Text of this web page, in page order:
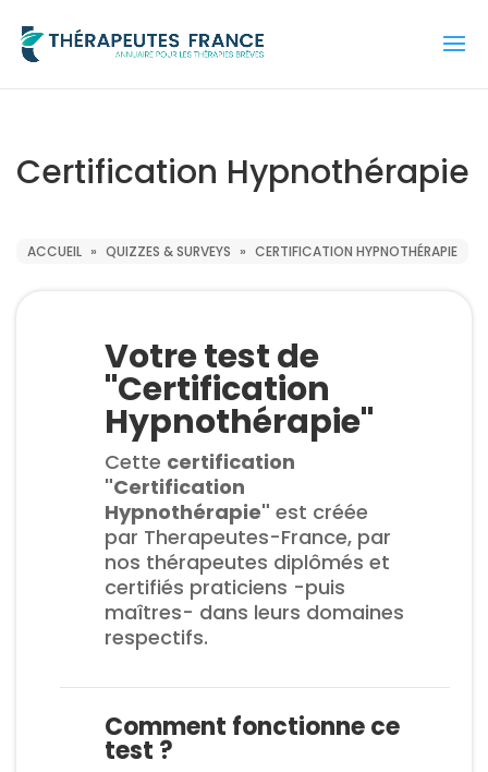
Certification Hypnothérapie
ACCUEIL » QUIZZES & SURVEYS » CERTIFICATION HYPNOTHÉRAPIE
Votre test de
"Certification
Hypnothérapie"
Cette certification
"Certification
Hypnothérapie" est créée
par Therapeutes-France, par
nos thérapeutes diplômés et
certifiés praticiens -puis
maîtres- dans leurs domaines
respectifs.
Comment fonctionne ce
test ?